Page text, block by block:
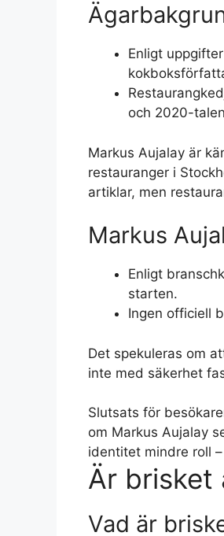
Enligt
och 2020-
Markus Aujalay är
restauranger i
artiklar, men
Markus
Enligt
starten.
Ingen officiell
Det spekuleras om
inte med säkerhet
Slutsats för
om Markus Aujalay
identitet mindre roll
Är brisket
Vad är